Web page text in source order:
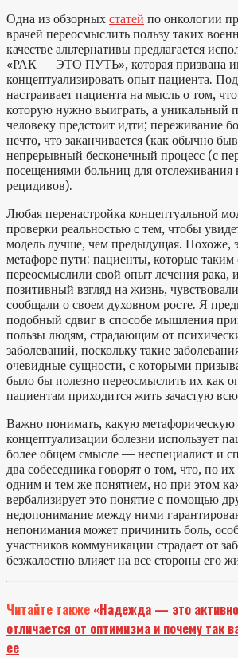
Одна из обзорных статей по онкологии
врачей переосмыслить пользу таких
качестве альтернативы предлагается
«РАК — ЭТО ПУТЬ», которая призвана
концептуализировать опыт пациента.
настраивает пациента на мысль о том,
которую нужно выиграть, а уникальный
человеку предстоит идти; переживание
нечто, что заканчивается (как обычно
непрерывный бесконечный процесс (с
посещениями больниц для
рецидивов).
Любая перенастройка концептуальной
проверки реальностью с тем, чтобы
модель лучше, чем предыдущая. Похоже,
метафоре пути: пациенты, которые таким
переосмыслили свой опыт лечения рака,
позитивный взгляд на жизнь,
сообщали о своем духовном росте. Я
подобный сдвиг в способе мышления
пользы людям, страдающим от
заболеваний, поскольку такие
очевидные сущности, с которыми
было бы полезно переосмыслить их как
пациентам приходится жить зачастую
Важно понимать, какую метафорическую
концептуализации болезни использует
более общем смысле — неспециалист и
два собеседника говорят о том, что, по
одним и тем же понятием, но при этом
вербализирует это понятие с помощью
недопонимание между ними
непонимания может причинить боль,
участников коммуникации страдает от
безжалостно влияет на все стороны его
Читайте также «Надежда — это
отличается от оптимизма и почему так
ее